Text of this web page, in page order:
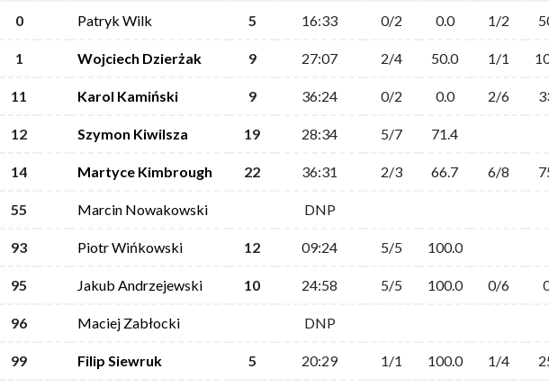
0 Patryk Wilk 5 16:33 0/2 0.0 1/2
1 Wojciech Dzierżak 9 27:07 2/4 50.0 1/1
11 Karol Kamiński 9 36:24 0/2 0.0 2/6
12 Szymon Kiwilsza 19 28:34 5/7 71.4
14 Martyce Kimbrough 22 36:31 2/3 66.7 6/8
55 Marcin Nowakowski DNP
93 Piotr Wińkowski 12 09:24 5/5 100.0
95 Jakub Andrzejewski 10 24:58 5/5 100.0 0/6
96 Maciej Zabłocki DNP
99 Filip Siewruk 5 20:29 1/1 100.0 1/4